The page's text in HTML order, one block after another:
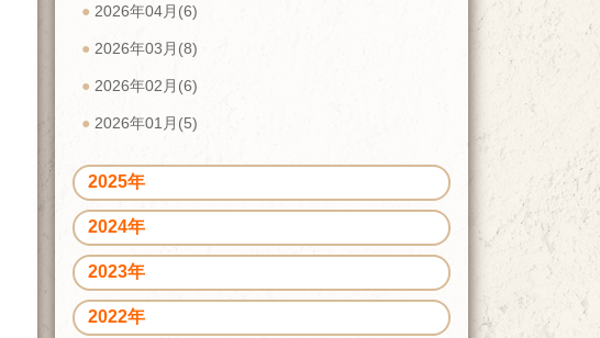
2026年04月(6)
2026年03月(8)
2026年02月(6)
2026年01月(5)
2025年
2024年
2023年
2022年